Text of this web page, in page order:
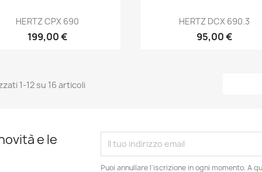
Anteprima
HERTZ CPX 690
199,00 €
Anteprima
HERTZ DCX 690.3
95,00 €
1-12 su 16 articoli
e le
Puoi annullare l'iscrizione in ogni momento. A